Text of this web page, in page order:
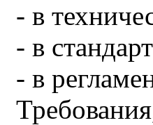
- в
- в
- в